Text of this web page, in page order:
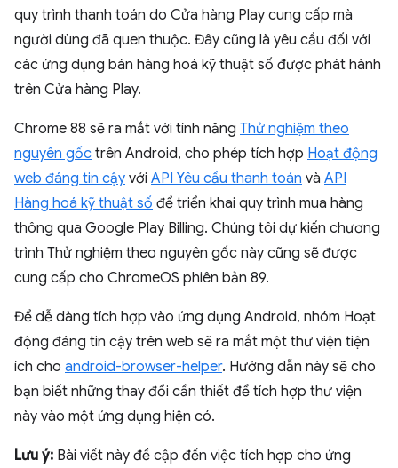
quy trình thanh toán do Cửa hàng Play cung cấp mà
người dùng đã quen thuộc. Đây cũng là yêu cầu đối với
các ứng dụng bán hàng hoá kỹ thuật số được phát hành
trên Cửa hàng Play.
Chrome 88 sẽ ra mắt với tính năng Thử nghiệm theo
nguyên gốc trên Android, cho phép tích hợp Hoạt động
web đáng tin cậy với API Yêu cầu thanh toán và API
Hàng hoá kỹ thuật số để triển khai quy trình mua hàng
thông qua Google Play Billing. Chúng tôi dự kiến chương
trình Thử nghiệm theo nguyên gốc này cũng sẽ được
cung cấp cho ChromeOS phiên bản 89.
Để dễ dàng tích hợp vào ứng dụng Android, nhóm Hoạt
động đáng tin cậy trên web sẽ ra mắt một thư viện tiện
ích cho android-browser-helper. Hướng dẫn này sẽ cho
bạn biết những thay đổi cần thiết để tích hợp thư viện
này vào một ứng dụng hiện có.
Lưu ý: Bài viết này đề cập đến việc tích hợp cho ứng